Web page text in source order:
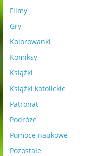
Filmy
Gry
Kolorowanki
Komiksy
Książki
Książki katolickie
Patronat
Podróże
Pomoce naukowe
Pozostałe